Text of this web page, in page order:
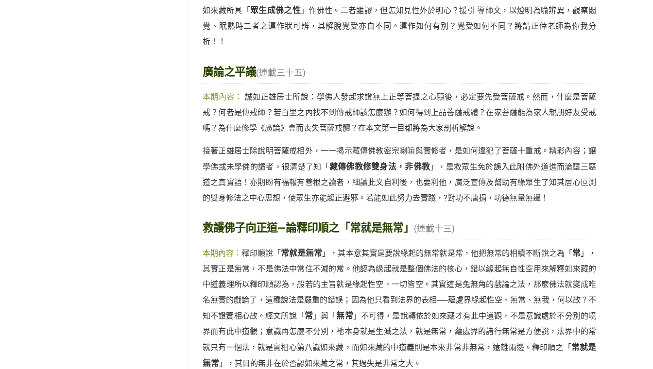
如來藏所具「 眾生成佛之性」作佛性。二者雖謬，但怎知見性外於明心？援引 導師文，以燈明為喻辨異，觀察悶
覺、眠熟時二者之運作狀可辨，其解脫覺受亦自不同。運作如何有別？覺受如何不同？將請正倖老師為你我分
析！！
廣論之平議(連載三十五)
本期內容：
誠如正雄居士所說：學佛人發起求證無上正等菩提之心願後，必定要先受菩薩戒。然而，什麼是菩薩
戒？何者是傳戒師？若百里之內找不到傳戒師該怎麼辦？如何得到上品菩薩戒體？在家菩薩能為家人親朋好友受戒
嗎？為什麼修學《廣論》會而喪失菩薩戒體？在本文第一目都將為大家剖析解說。
接著正雄居士除說明菩薩戒相外，一一揭示藏傳佛教密宗喇嘛與實修者，是如何違犯了菩薩十重戒。精彩內容；讓
學佛或未學佛的讀者，很清楚了知「 藏傳佛教修雙身法，非佛教 」，是救眾生免於誤入此附佛外道進而淪墮三惡
道之真實語！亦期盼有福報有善根之讀者，細讀此文自利後，也要利他，廣泛宣傳及幫助有緣眾生了知其居心叵測
的雙身修法之中心思想，使眾生亦能趨正避邪。若能如此努力去實踐，?對功不唐捐，功德無量無邊！
救護佛子向正道—論釋印順之「常就是無常」 (連載十三)
本期內容：釋印順說「 常就是無常 」，其本意其實是要說緣起的無常就是常，他把無常的相續不斷說之為「 常」，
其實正是無常，不是佛法中常住不滅的常。他認為緣起就是整個佛法的核心，錯以緣起無自性空用來解釋如來藏的
中道義理所以釋印順認為，般若的主旨就是緣起性空、一切皆空。其實這是兔無角的戲論之法，那麼佛法就變成唯
名無實的戲論了，這種說法是嚴重的錯誤；因為他只看到法界的表相──蘊處界緣起性空、無常、無我，何以故？不
知不證實相心故。經文所說「 常 」與「無常」不可得，是說轉依於如來藏才有此中道觀，不是意識處於不分別的境
界而有此中道觀；意識再怎麼不分別，祂本身就是生滅之法，就是無常，蘊處界的諸行無常是方便說，法界中的常
就只有一個法，就是實相心第八識如來藏，而如來藏的中道義則是本來非常非無常，遠離兩邊。釋印順之「 常就是
無常 」，其目的無非在於否認如來藏之常，其過失是非常之大。